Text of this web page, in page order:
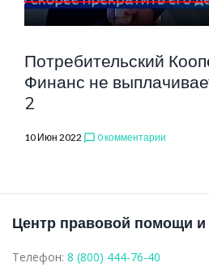
Потребительский
Финанс не
2
10 Июн 2022 chat_bubble_outline 0 комментарии
Центр правовой помощи
Телефон: 8 (800) 444-76-40